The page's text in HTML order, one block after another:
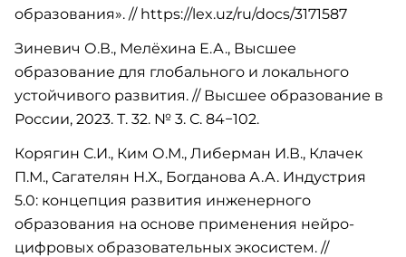
образования». // https://lex.uz/ru/docs/3171587
Зиневич О.В., Мелёхина Е.А., Высшее
образование для глобального и локального
устойчивого развития. // Высшее образование в
России, 2023. Т. 32. № 3. С. 84−102.
Корягин С.И., Ким О.М., Либерман И.В., Клачек
П.М., Сагателян Н.Х., Богданова А.А. Индустрия
5.0: концепция развития инженерного
образования на основе применения нейро-
цифровых образовательных экосистем. //